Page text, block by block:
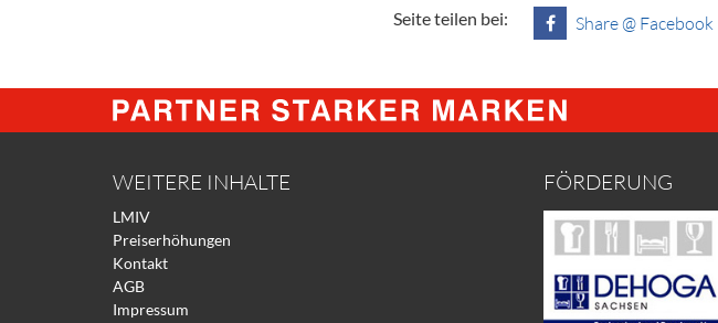
Seite teilen bei: Share @ Facebook
WEITERE INHALTE
LMIV
Preiserhöhungen
Kontakt
AGB
Impressum
FÖRDERUNG